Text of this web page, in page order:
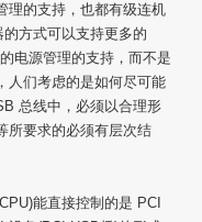
理的支持，也都有级连机
方式可以支持更多的
电源管理的支持，而不是
人们考虑的是如何尽可能
总线中，必须以合理形
所要求的必须有层次结
能直接控制的是 PCI